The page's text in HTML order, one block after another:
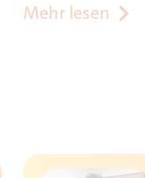
Mehr lesen